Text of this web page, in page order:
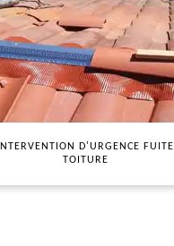
INTERVENTION D'URGENCE FUITE
TOITURE